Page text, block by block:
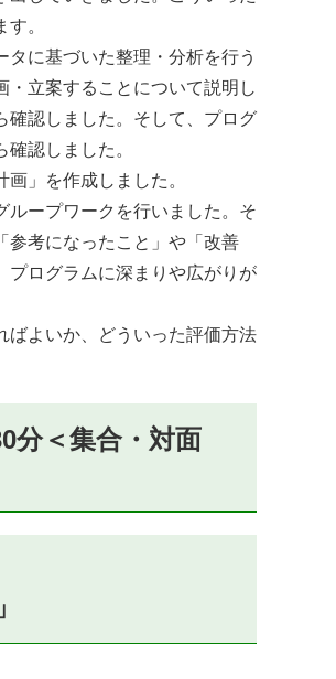
。
に基づいた整理・分析を行う
・立案することについて説明し
確認しました。そして、プログ
認しました。
」を作成しました。
ープワークを行いました。そ
参考になったこと」や「改善
プログラムに深まりや広がりが
よいか、どういった評価方法
分＜集合・対面